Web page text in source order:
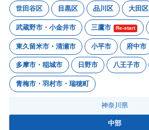
世田谷区 目黒区 品川区 大田区
武蔵野市・小金井市 三鷹市 Re-start
東久留米市・清瀬市 小平市 府中市
多摩市・稲城市 日野市 八王子市
青梅市・羽村市・瑞穂町
神奈川県
中部